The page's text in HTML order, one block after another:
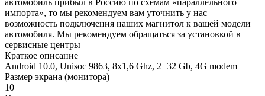
импорта», то мы рекомендуем вам уточнить у нас
возможность подключения наших магнитол к вашей модели
автомобиля. Мы рекомендуем обращаться за установкой в
сервисные центры
Краткое описание
Android 10.0, Unisoc 9863, 8х1,6 Ghz, 2+32 Gb, 4G modem
Размер экрана (монитора)
10